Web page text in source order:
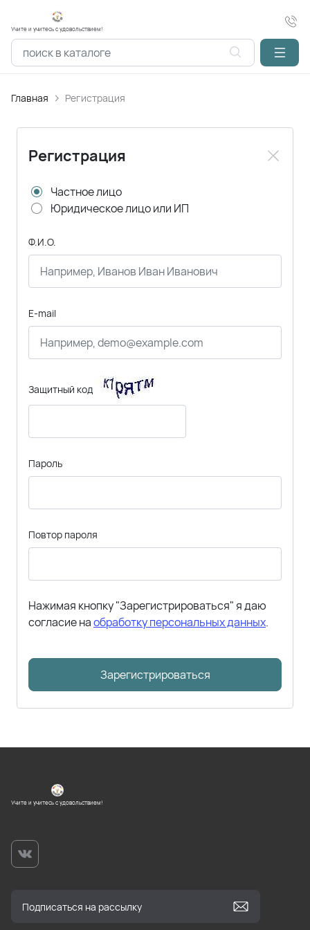
Учите и учитесь с удовольствием!
Главная Регистрация
Регистрация
Частное лицо
Юридическое лицо или ИП
Ф.И.О.
E-mail
Защитный код
Пароль
Повтор пароля
Нажимая кнопку "Зарегистрироваться" я даю
согласие наобработку персональных данных.
Зарегистрироваться
Учите и учитесь с удовольствием!